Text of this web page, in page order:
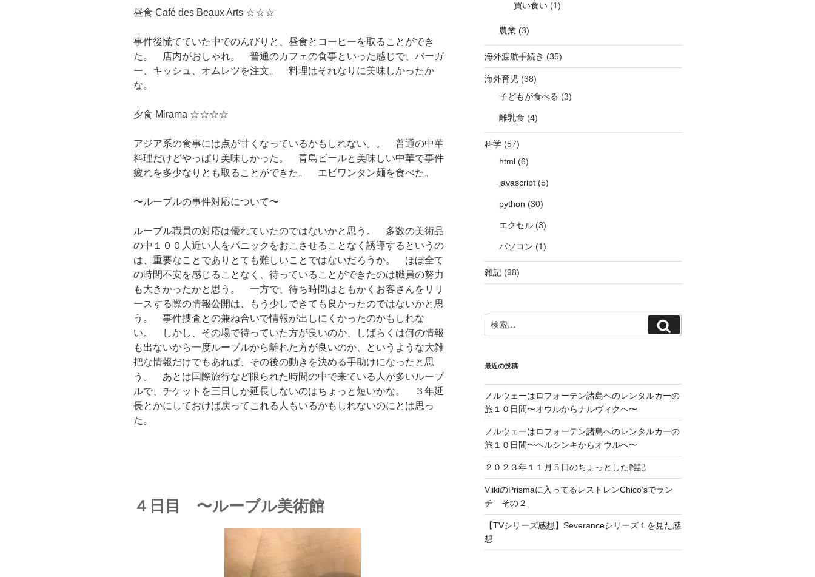
昼食 Café des Beaux Arts ☆☆☆
事件後慌てていた中でのんびりと、昼食とコーヒーを取ることができ
た。 店内がおしゃれ。 普通のカフェの食事といった感じで、バーガ
ー、キッシュ、オムレツを注文。 料理はそれなりに美味しかったか
な。
夕食 Mirama ☆☆☆☆
アジア系の食事には点が甘くなっているかもしれない。。 普通の中華
料理だけどやっぱり美味しかった。 青島ビールと美味しい中華で事件
疲れを多少なりとも取ることができた。 エビワンタン麺を食べた。
〜ルーブルの事件対応について〜
ルーブル職員の対応は優れていたのではないかと思う。 多数の美術品
の中１００人近い人をパニックをおこさせることなく誘導するというの
は、重要なことでありとても難しいことではないだろうか。 ほぼ全て
の時間不安を感じることなく、待っていることができたのは職員の努力
も大きかったかと思う。 一方で、待ち時間はともかくお客さんをリリ
ースする際の情報公開は、もう少しできても良かったのではないかと思
う。 事件捜査との兼ね合いで情報が出しにくかったのかもしれな
い。 しかし、その場で待っていた方が良いのか、しばらくは何の情報
も出ないから一度ルーブルから離れた方が良いのか、というような大雑
把な情報だけでもあれば、その後の動きを決める手助けになったと思
う。 あとは国際旅行など限られた時間の中で来ている人が多いルーブ
ルで、チケットを三日しか延長しないのはちょっと短いかな。 ３年延
長とかにしておけば戻ってこれる人もいるかもしれないのにとは思っ
た。
４日目 〜ルーブル美術館
買い食い(1)
農業(3)
海外渡航手続き (35)
海外育児 (38)
子どもが食べる (3)
離乳食 (4)
科学(57)
html(6)
javascript(5)
python (30)
エクセル(3)
パソコン (1)
雑記(98)
検
索:
索
最近の投稿
ノルウェーはロフォーテン諸島へのレンタルカーの
旅１０日間〜オウルからナルヴィクへ〜
ノルウェーはロフォーテン諸島へのレンタルカーの
旅１０日間〜ヘルシンキからオウルへ〜
２０２３年１１月５日のちょっとした雑記
ViikiのPrismaに入ってるレストレンChico’sでラン
チ その２
【TVシリーズ感想】Severanceシリーズ１を見た感
想